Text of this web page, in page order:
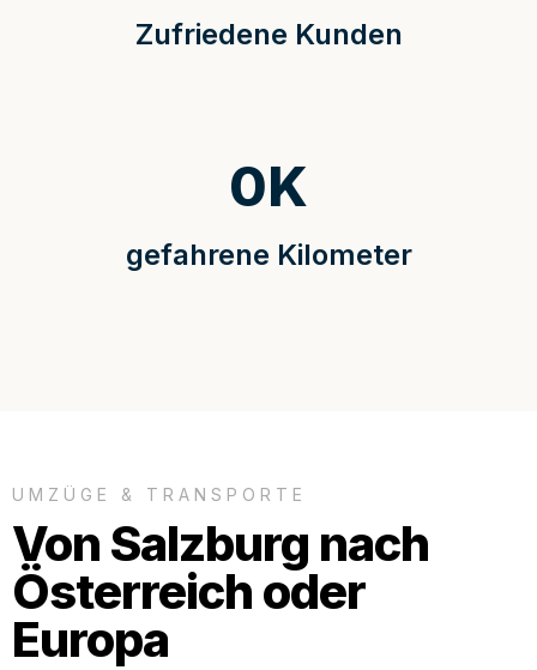
Zufriedene Kunden
gefahrene Kilometer
0K
UMZÜGE & TRANSPORTE
Von Salzburg nach
Österreich oder
Europa